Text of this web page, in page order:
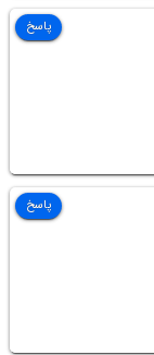
پاسخ
پاسخ